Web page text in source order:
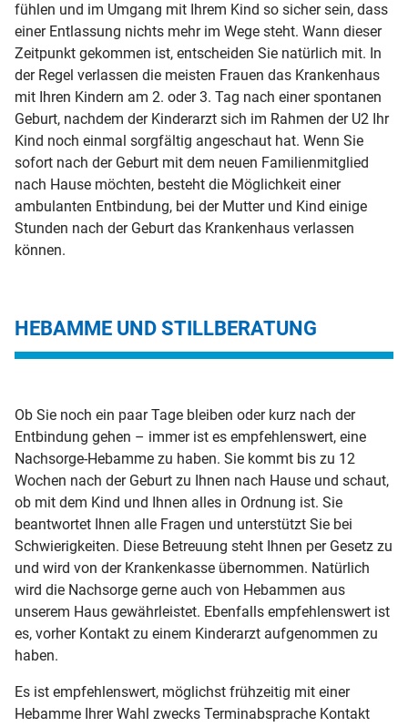
fühlen und im Umgang mit Ihrem Kind so sicher sein, dass
einer Entlassung nichts mehr im Wege steht. Wann dieser
Zeitpunkt gekommen ist, entscheiden Sie natürlich mit. In
der Regel verlassen die meisten Frauen das Krankenhaus
mit Ihren Kindern am 2. oder 3. Tag nach einer spontanen
Geburt, nachdem der Kinderarzt sich im Rahmen der U2 Ihr
Kind noch einmal sorgfältig angeschaut hat. Wenn Sie
sofort nach der Geburt mit dem neuen Familienmitglied
nach Hause möchten, besteht die Möglichkeit einer
ambulanten Entbindung, bei der Mutter und Kind einige
Stunden nach der Geburt das Krankenhaus verlassen
können.
HEBAMME UND STILLBERATUNG
Ob Sie noch ein paar Tage bleiben oder kurz nach der
Entbindung gehen – immer ist es empfehlenswert, eine
Nachsorge-Hebamme zu haben. Sie kommt bis zu 12
Wochen nach der Geburt zu Ihnen nach Hause und schaut,
ob mit dem Kind und Ihnen alles in Ordnung ist. Sie
beantwortet Ihnen alle Fragen und unterstützt Sie bei
Schwierigkeiten. Diese Betreuung steht Ihnen per Gesetz zu
und wird von der Krankenkasse übernommen. Natürlich
wird die Nachsorge gerne auch von Hebammen aus
unserem Haus gewährleistet. Ebenfalls empfehlenswert ist
es, vorher Kontakt zu einem Kinderarzt aufgenommen zu
haben.
Es ist empfehlenswert, möglichst frühzeitig mit einer
Hebamme Ihrer Wahl zwecks Terminabsprache Kontakt